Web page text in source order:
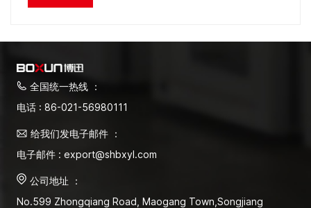
全国统一热线 ：
电话 : 86-021-56980111
给我们发电子邮件 ：
电子邮件 : export@shbxyl.com
公司地址 ：
No.599 Zhongqiang Road, Maogang Town,Songjiang